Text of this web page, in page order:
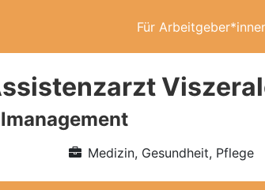
Für
Medizin, Gesundheit, Pflege